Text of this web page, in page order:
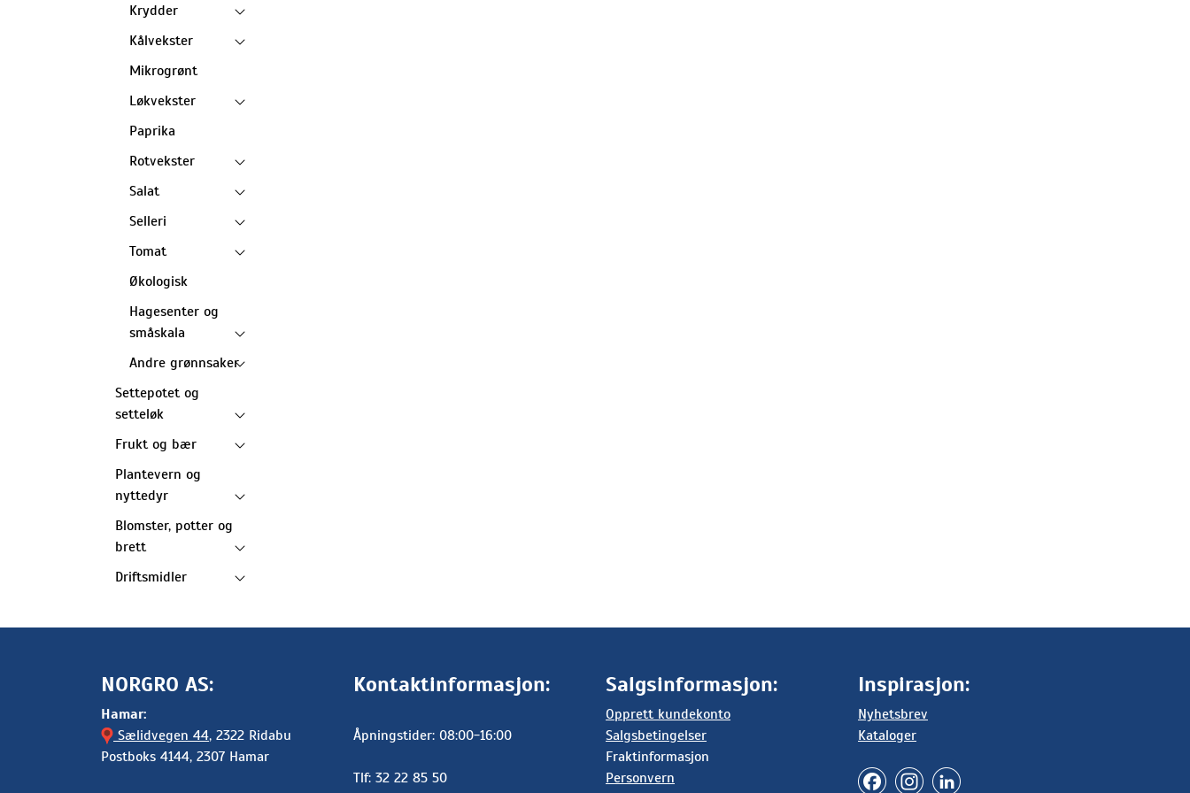
Krydder
Kålvekster
Mikrogrønt
Løkvekster
Paprika
Rotvekster
Salat
Selleri
Tomat
Økologisk
Hagesenter og
småskala
Andre grønnsaker
Settepotet og
setteløk
Frukt og bær
Plantevern og
nyttedyr
Blomster, potter og
brett
Driftsmidler
NORGRO AS:
Hamar:
Sælidvegen 44, 2322 Ridabu
Postboks 4144, 2307 Hamar
Kontaktinformasjon:
Åpningstider: 08:00-16:00
Tlf: 32 22 85 50
Salgsinformasjon:
Opprett kundekonto
Salgsbetingelser
Fraktinformasjon
Personvern
Inspirasjon:
Nyhetsbrev
Kataloger